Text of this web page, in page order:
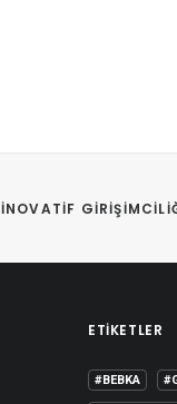
İNOVATIF
ETIKETLER
#BEBKA